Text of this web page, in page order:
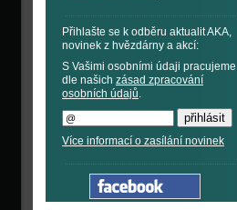
Přihlašte se k odběru aktualit AKA,
novinek z hvězdárny a akcí:
S Vašimi osobními údaji pracujeme
dle našich zásad zpracování
osobních údajů.
Více informací o zasílání novinek